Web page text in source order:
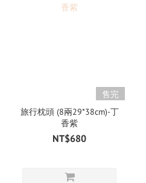
售完
旅行枕頭 (8兩29*38cm)-丁
香紫
NT$680